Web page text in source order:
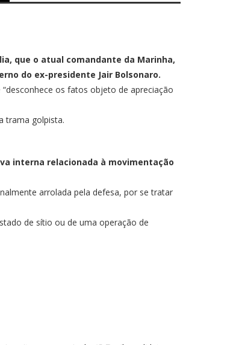
que o atual comandante da Marinha,
do ex-presidente Jair Bolsonaro.
os fatos objeto de apreciação
trama golpista.
interna relacionada à movimentação
arrolada pela defesa, por se tratar
de sítio ou de uma operação de